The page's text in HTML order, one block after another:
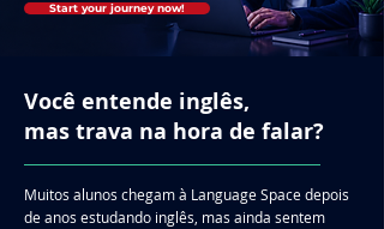
Start your journey now!
Você entende inglês,
mas trava na hora de falar?
Muitos alunos chegam à Language Space depois
de anos estudando inglês, mas ainda sentem